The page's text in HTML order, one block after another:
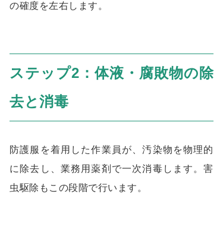
の確度を左右します。
ステップ2：体液・腐敗物の除
去と消毒
防護服を着用した作業員が、汚染物を物理的
に除去し、業務用薬剤で一次消毒します。害
虫駆除もこの段階で行います。